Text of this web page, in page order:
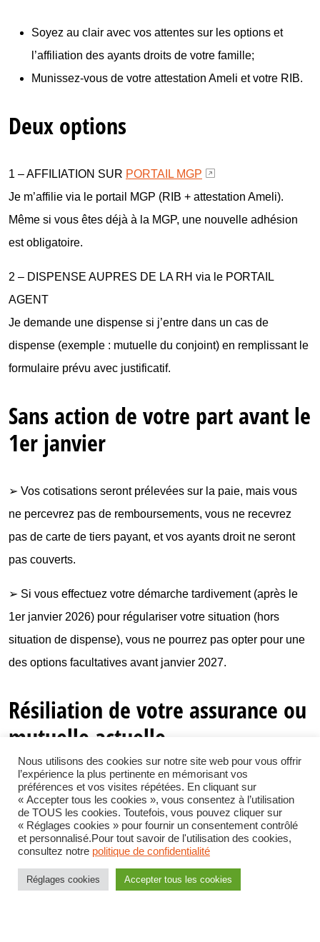
Soyez au clair avec vos attentes sur les options et
l’affiliation des ayants droits de votre famille;
Munissez-vous de votre attestation Ameli et votre RIB.
Deux options
1 – AFFILIATION SUR PORTAIL MGP
Je m’affilie via le portail MGP (RIB + attestation Ameli).
Même si vous êtes déjà à la MGP, une nouvelle adhésion
est obligatoire.
2 – DISPENSE AUPRES DE LA RH via le PORTAIL
AGENT
Je demande une dispense si j’entre dans un cas de
dispense (exemple : mutuelle du conjoint) en remplissant le
formulaire prévu avec justificatif.
Sans action de votre part avant le
1er janvier
➢ Vos cotisations seront prélevées sur la paie, mais vous
ne percevrez pas de remboursements, vous ne recevrez
pas de carte de tiers payant, et vos ayants droit ne seront
pas couverts.
➢ Si vous effectuez votre démarche tardivement (après le
1er janvier 2026) pour régulariser votre situation (hors
situation de dispense), vous ne pourrez pas opter pour une
des options facultatives avant janvier 2027.
Résiliation de votre assurance ou
mutuelle actuelle
Sauf si vous êtes engagés auprès de votre mutuelle depuis
plus d’un an ; le délai de préavis pour résilier est d’1 mois.
Si votre adhésion est récente (moins d’1an), vous êtes
engagé pour 1 an, vous pouvez faire valoir un cas de
dispense temporaire.
Nous utilisons des cookies sur notre site web pour vous offrir
l’expérience la plus pertinente en mémorisant vos
préférences et vos visites répétées. En cliquant sur
« Accepter tous les cookies », vous consentez à l’utilisation
de TOUS les cookies. Toutefois, vous pouvez cliquer sur
« Réglages cookies » pour fournir un consentement contrôlé
et personnalisé.Pour tout savoir de l'utilisation des cookies,
consultez notre politique de confidentialité
Réglages cookies Accepter tous les cookies